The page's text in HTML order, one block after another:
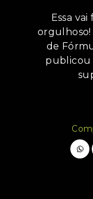
Essa
orgulhoso!
de
publicou